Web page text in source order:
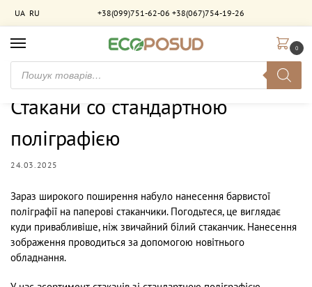
UA RU +38(099)751-62-06 +38(067)754-19-26
0
Головна / Новини / Стакани со стандартною поліграфією
Стакани со стандартною
поліграфією
24.03.2025
Зараз широкого поширення набуло нанесення барвистої
поліграфії на паперові стаканчики. Погодьтеся, це виглядає
куди привабливіше, ніж звичайний білий стаканчик. Нанесення
зображення проводиться за допомогою новітнього
обладнання.